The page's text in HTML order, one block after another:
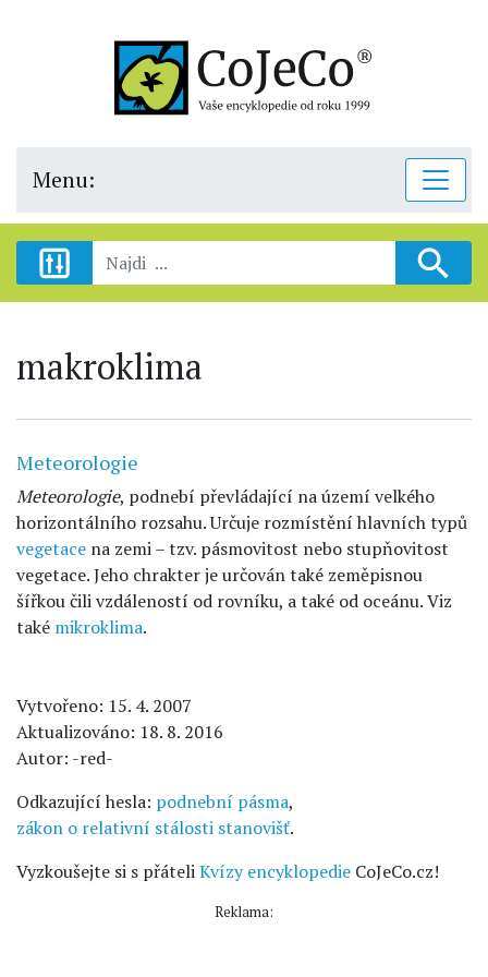
Menu:
makroklima
Meteorologie
Meteorologie, podnebí převládající na území velkého
horizontálního rozsahu. Určuje rozmístění hlavních typů
vegetace na zemi – tzv. pásmovitost nebo stupňovitost
vegetace. Jeho chrakter je určován také zeměpisnou
šířkou čili vzdáleností od rovníku, a také od oceánu. Viz
také mikroklima.
Vytvořeno: 15. 4. 2007
Aktualizováno: 18. 8. 2016
Autor: -red-
Odkazující hesla: podnební pásma,
zákon o relativní stálosti stanovišť.
Vyzkoušejte si s přáteliKvízy encyklopedie CoJeCo.cz!
Reklama: